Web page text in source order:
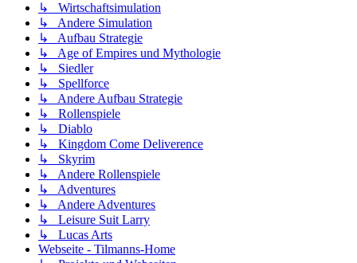
↳ Wirtschaftsimulation
↳ Andere Simulation
↳ Aufbau Strategie
↳ Age of Empires und Mythologie
↳ Siedler
↳ Spellforce
↳ Andere Aufbau Strategie
↳ Rollenspiele
↳ Diablo
↳ Kingdom Come Deliverence
↳ Skyrim
↳ Andere Rollenspiele
↳ Adventures
↳ Andere Adventures
↳ Leisure Suit Larry
↳ Lucas Arts
Webseite - Tilmanns-Home